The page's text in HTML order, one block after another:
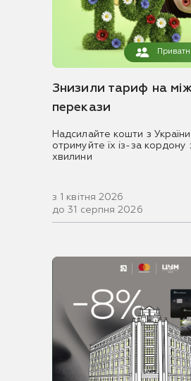
Знизили тариф на
перекази
Надсилайте кошти з України
отримуйте їх із-за кордону
хвилини
з 1 квітня 2026
до 31 серпня 2026